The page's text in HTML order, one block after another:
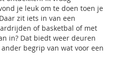
je leuk om te doen toen je
zit iets in van een
of basketbal of met
in? Dat biedt weer deuren
begrip van wat voor een